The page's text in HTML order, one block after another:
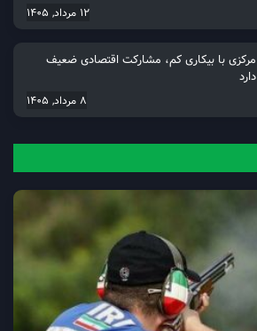
12 مرداد, 1405
مرکزی با بیکاری کم، مشارکت اقتصادی ضعیف
دارد
8 مرداد, 1405